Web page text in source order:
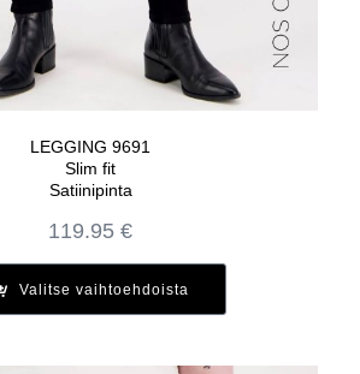
LEGGING 9691
Slim fit
Satiinipinta
119.95 €
Valitse vaihtoehdoista